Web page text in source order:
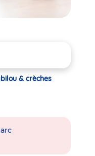
& crèches